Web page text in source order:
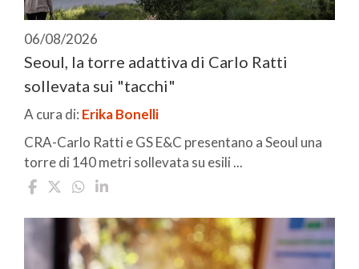
06/08/2026
Seoul, la torre adattiva di Carlo Ratti
sollevata sui "tacchi"
A cura di: Erika Bonelli
CRA-Carlo Ratti e GS E&C presentano a Seoul una
torre di 140 metri sollevata su esili ...